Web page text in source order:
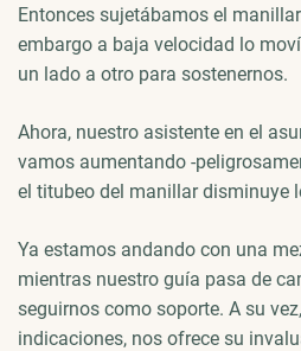
Entonces sujetábamos el
embargo a baja velocidad lo
un lado a otro para sostenernos.
Ahora, nuestro asistente en el
vamos aumentando -
el titubeo del manillar disminuye
Ya estamos andando con una
mientras nuestro guía pasa de
seguirnos como soporte. A su
indicaciones, nos ofrece su